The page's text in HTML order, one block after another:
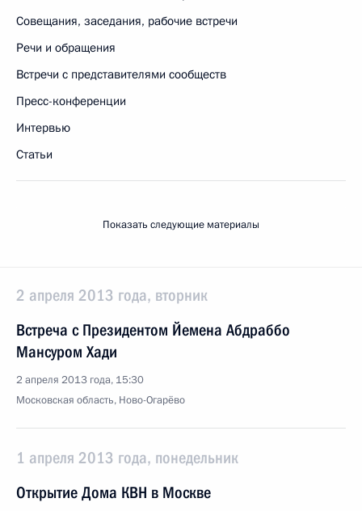
Совещания, заседания, рабочие встречи
Речи и обращения
Встречи с представителями сообществ
Пресс-конференции
Интервью
Статьи
Показать следующие материалы
2 апреля 2013 года, вторник
Встреча с Президентом Йемена Абдраббо
Мансуром Хади
2 апреля 2013 года, 15:30
Московская область, Ново-Огарёво
1 апреля 2013 года, понедельник
Открытие Дома КВН в Москве